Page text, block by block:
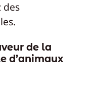
des
de la
d’animaux